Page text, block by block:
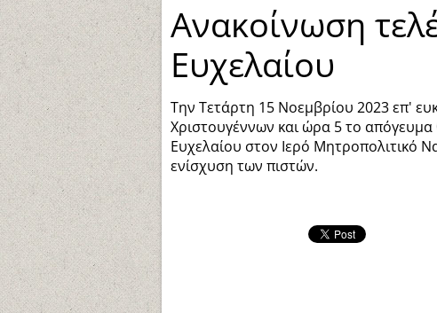
Ανακοίνωση
Ευχελαίου
Την Τετάρτη 15 Νοεμβρίου 2023 επ'
Χριστουγέννων και ώρα 5 το απόγευμα
Ευχελαίου στον Ιερό Μητροπολιτικό
ενίσχυση των πιστών.